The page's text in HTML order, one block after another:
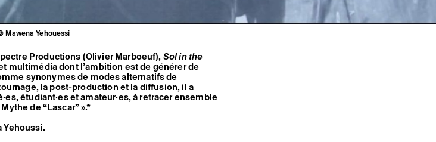
Mawena Yehouessi
Productions (Olivier Marboeuf),Sol in the
multimédia dont l’ambition est de générer de
synonymes de modes alternatifs de
la post-production et la diffusion, il a
étudiant·es et amateur·es, à retracer ensemble
de “Lascar” ».*
Yehoussi.